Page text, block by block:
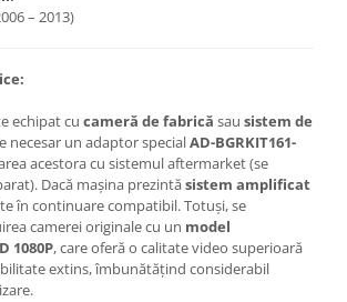
– 2013)
echipat cu cameră de fabrică sau sistem de
necesar un adaptor specialAD-BGRKIT161-
acestora cu sistemul aftermarket (se
Dacă mașina prezintăsistem amplificat
în continuare compatibil. Totuși, se
camerei originale cu un model
1080P, care oferă o calitate video superioară
extins, îmbunătățind considerabil